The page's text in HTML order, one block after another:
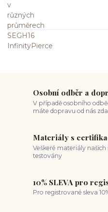
Osobní odběr a
V případě osobního
máte dopravu od nás
Materiály s
Veškeré materiály
testovány
10% SLEVA pro
Pro registrované sleva